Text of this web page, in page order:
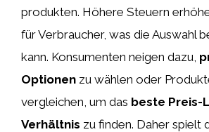
produkten. Höhere Steuern
für Verbraucher, was die Auswahl
kann. Konsumenten neigen dazu,
Optionen zu wählen oder
vergleichen, um das beste Preis-
Verhältnis zu finden. Daher spielt